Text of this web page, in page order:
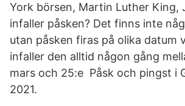
York börsen, Martin Luther King,
infaller påsken? Det finns inte
utan påsken firas på olika datum
infaller den alltid någon gång
mars och 25:e Påsk och pingst i
2021.